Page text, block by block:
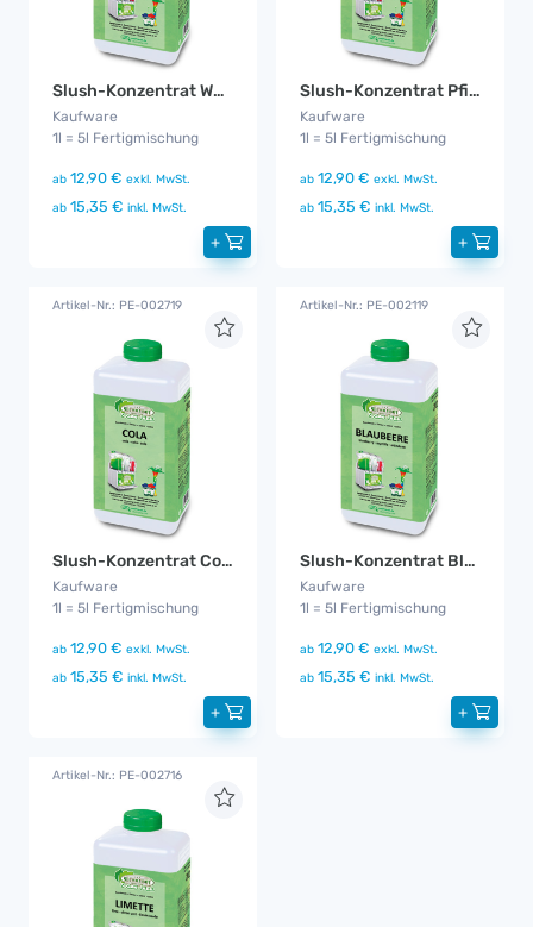
Slush-Konzentrat Waldmeister Zuckerfrei
Kaufware
1l = 5l Fertigmischung
ab 12,90 € exkl. MwSt.
ab 15,35 € inkl. MwSt.
+
Slush-Konzentrat Pfirsich-Maracuja Zuckerfrei
Kaufware
1l = 5l Fertigmischung
ab 12,90 € exkl. MwSt.
ab 15,35 € inkl. MwSt.
+
Artikel-Nr.: PE-002719
Slush-Konzentrat Cola Zuckerfrei
Kaufware
1l = 5l Fertigmischung
ab 12,90 € exkl. MwSt.
ab 15,35 € inkl. MwSt.
+
Artikel-Nr.: PE-002119
Slush-Konzentrat Blaubeere
Kaufware
1l = 5l Fertigmischung
ab 12,90 € exkl. MwSt.
ab 15,35 € inkl. MwSt.
+
Artikel-Nr.: PE-002716